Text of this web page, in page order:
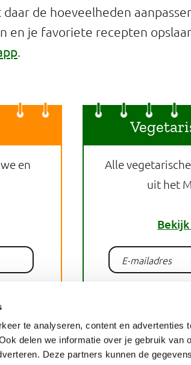
te analyseren, content en advertenties
delen we informatie over je gebruik van
Deze partners kunnen de
de hoeveelheden
en je favoriete recepten
en
Alle
uit het